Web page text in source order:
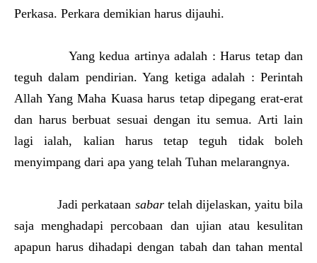
Perkasa. Perkara demikian harus dijauhi.
Yang kedua artinya adalah : Harus tetap dan
teguh dalam pendirian. Yang ketiga adalah : Perintah
Allah Yang Maha Kuasa harus tetap dipegang erat-erat
dan harus berbuat sesuai dengan itu semua. Arti lain
lagi ialah, kalian harus tetap teguh tidak boleh
menyimpang dari apa yang telah Tuhan melarangnya.
Jadi perkataan sabartelah dijelaskan, yaitu bila
saja menghadapi percobaan dan ujian atau kesulitan
apapun harus dihadapi dengan tabah dan tahan mental